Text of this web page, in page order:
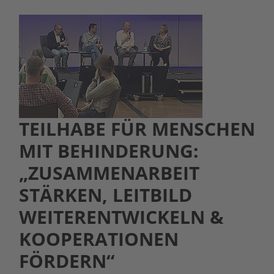
TEILHABE FÜR MENSCHEN
MIT BEHINDERUNG:
„ZUSAMMENARBEIT
STÄRKEN, LEITBILD
WEITERENTWICKELN &
KOOPERATIONEN
FÖRDERN“